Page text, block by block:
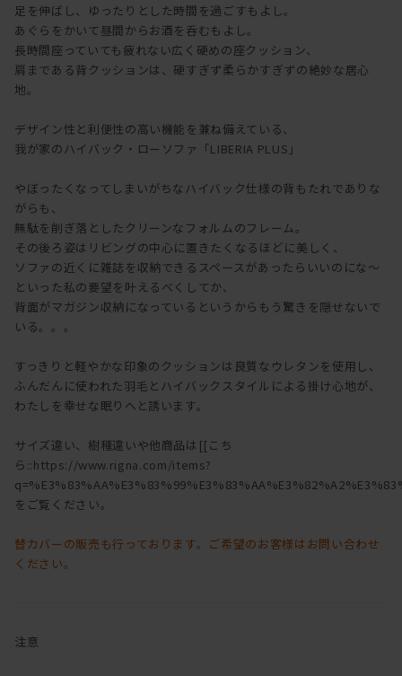
足を伸ばし、ゆったりとした時間を過ごすもよし。
あぐらをかいて昼間からお酒を呑むもよし。
長時間座っていても疲れない広く硬めの座クッション、
肩まである背クッションは、硬すぎず柔らかすぎずの絶妙な居心
地。
デザイン性と利便性の高い機能を兼ね備えている、
我が家のハイバック・ローソファ「LIBERIA PLUS」
やぼったくなってしまいがちなハイバック仕様の背もたれでありな
がらも、
無駄を削ぎ落としたクリーンなフォルムのフレーム。
その後ろ姿はリビングの中心に置きたくなるほどに美しく、
ソファの近くに雑誌を収納できるスペースがあったらいいのにな～
といった私の要望を叶えるべくしてか、
背面がマガジン収納になっているというからもう驚きを隠せないで
いる。。。
すっきりと軽やかな印象のクッションは良質なウレタンを使用し、
ふんだんに使われた羽毛とハイバックスタイルによる掛け心地が、
わたしを幸せな眠りへと誘います。
サイズ違い、樹種違いや他商品は[[こち
ら::https://www.rigna.com/items?
をご覧ください。
替カバーの販売も行っております。ご希望のお客様はお問い合わせ
ください。
注意